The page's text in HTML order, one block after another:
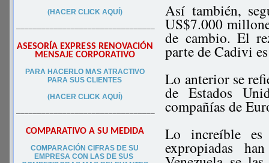
(HACER CLICK AQUÍ)
–––––––––––––––––––––––––––––––––
ASESORÍA EXPRESS RENOVACIÓN
MENSAJE CORPORATIVO
PARA HACERLO MAS ATRACTIVO
PARA SUS CLIENTES
(HACER CLICK AQUÍ)
–––––––––––––––––––––––––––––––––
COMPARATIVO A SU MEDIDA
COMPARACIÓN CIFRAS DE SU
EMPRESA CON LAS DE SUS
Así también,
US$7.000
de cambio. El
parte de Cadivi
Lo anterior se
de Estados
compañías de
Lo increíble es
expropiadas